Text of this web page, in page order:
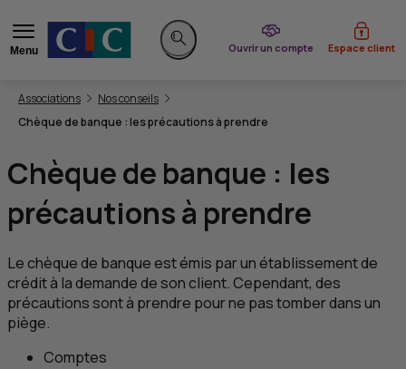
Menu
Rechercher sur le site
Ouvrir un compte
du CIC Espace client
Vous êtes ici:
Associations
Nos conseils
Chèque de banque : les précautions à prendre
Chèque de banque : les
précautions à prendre
Le chèque de banque est émis par un établissement de
crédit à la demande de son client. Cependant, des
précautions sont à prendre pour ne pas tomber dans un
piège.
Comptes